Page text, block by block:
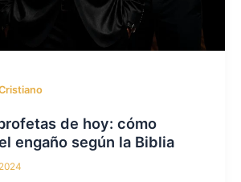
de hoy: cómo
engaño según la Biblia